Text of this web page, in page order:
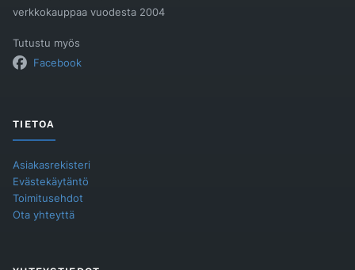
verkkokauppaa vuodesta 2004
Tutustu myös
Facebook
TIETOA
Asiakasrekisteri
Evästekäytäntö
Toimitusehdot
Ota yhteyttä